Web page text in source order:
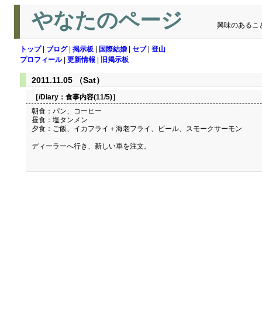
やなたのページ 興味のあるこ
トップ| ブログ| 掲示板 国際結婚 セブ| 登山
プロフィール| 更新情報 旧掲示板
2011.11.05 （Sat）
［/Diary： 食事内容(11/5)］
朝食：パン、コーヒー
昼食：塩タンメン
夕食：ご飯、イカフライ＋海老フライ、ビール、スモークサーモン
ディーラーへ行き、新しい車を注文。